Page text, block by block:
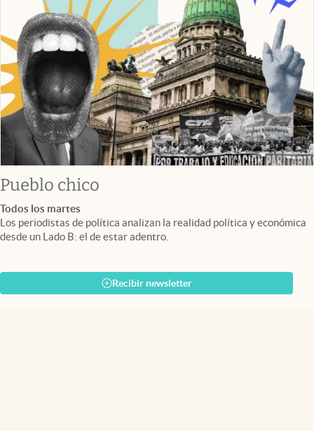
Pueblo chico
Todos los martes
Los periodistas de política analizan la realidad política y económica
desde un Lado B: el de estar adentro.
Recibir newsletter